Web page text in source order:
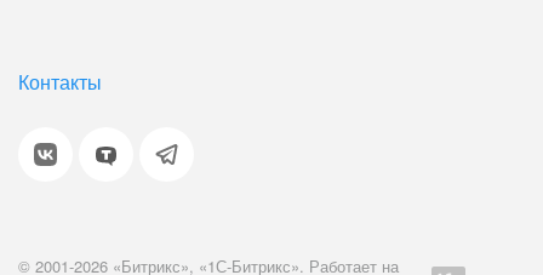
Контакты
© 2001-2026 «Битрикс», «1С-Битрикс». Работает на